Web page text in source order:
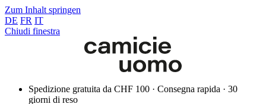
Zum Inhalt springen
DE FR IT
Chiudi finestra
Spedizione gratuita da CHF 100 · Consegna rapida · 30
giorni di reso